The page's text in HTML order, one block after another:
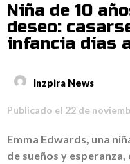
Niña de 10
deseo:
infancia días
Inzpira News
Publicado el 22 de
Emma Edwards, una
de sueños y